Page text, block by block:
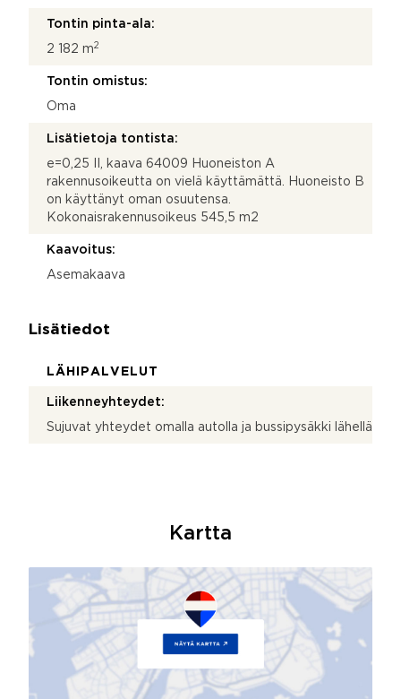
Tontin pinta-ala:
2 182 m2
Tontin omistus:
Oma
Lisätietoja tontista:
e=0,25 II, kaava 64009 Huoneiston A
rakennusoikeutta on vielä käyttämättä. Huoneisto B
on käyttänyt oman osuutensa.
Kokonaisrakennusoikeus 545,5 m2
Kaavoitus:
Asemakaava
Lisätiedot
LÄHIPALVELUT
Liikenneyhteydet:
Sujuvat yhteydet omalla autolla ja bussipysäkki lähellä
Kartta